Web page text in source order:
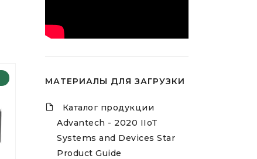
МАТЕРИАЛЫ ДЛЯ ЗАГРУЗКИ
Каталог продукции
Advantech - 2020 IIoT
Systems and Devices Star
Product Guide